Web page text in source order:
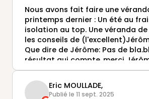
Nous avons fait faire une
printemps dernier : Un été au
isolation au top. Une véranda
les conseils de
Que dire de Jérôme: Pas de
résultat qui compte..merci
Pour votre professionnalisme et
pertinence.
Catherine et Jacques gatineau
Eric MOULLADE,
Publié le 11 sept. 2025